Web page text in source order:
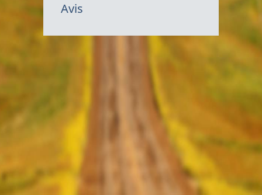
Avis
Canada